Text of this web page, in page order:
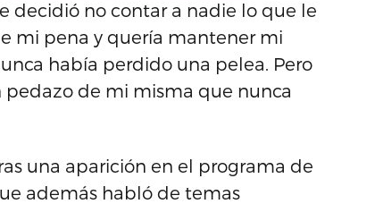
decidió no contar a nadie lo que le
mi pena y quería mantener mi
había perdido una pelea. Pero
de mi misma que nunca
una aparición en el programa de
además habló de temas